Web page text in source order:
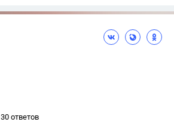
30 ответов